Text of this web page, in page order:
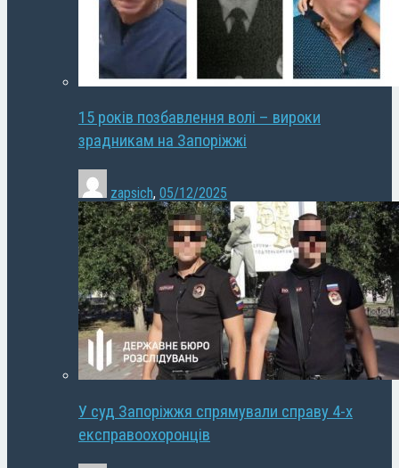
15 років позбавлення волі – вироки
зрадникам на Запоріжжі
zapsich, 05/12/2025
У суд Запоріжжя спрямували справу 4-х
експравоохоронців